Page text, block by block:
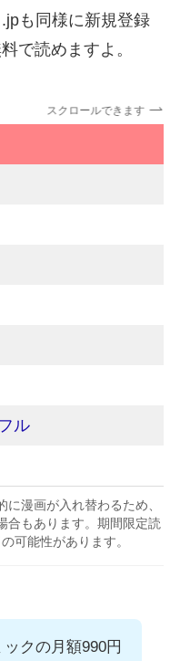
も同様に新規登録
で読めますよ。
スクロールできます
ル
漫画が入れ替わるため、
合もあります。期間限定読
可能性があります。
クの月額990円